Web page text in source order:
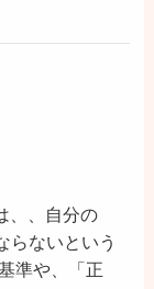
、、自分の
らないという
準や、「正